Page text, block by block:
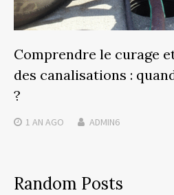
Comprendre le curage
des canalisations :
?
1 AN AGO ADMIN6
Random Posts